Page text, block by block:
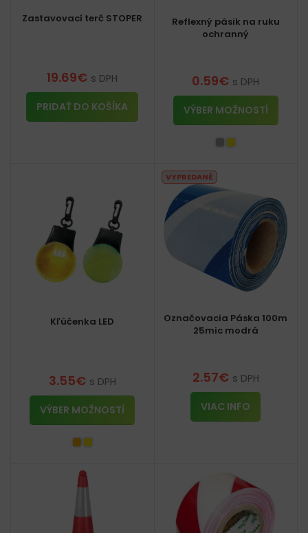
Zastavovací terč STOPER
19.69€ s DPH
PRIDAŤ DO KOŠÍKA
Reflexný pásik na ruku
ochranný
0.59€ s DPH
VÝBER MOŽNOSTÍ
Kľúčenka LED
3.55€ s DPH
VÝBER MOŽNOSTÍ
VYPREDANÉ
Označovacia Páska 100m
25mic modrá
2.57€ s DPH
VIAC INFO